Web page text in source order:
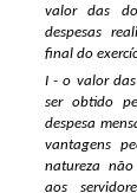
valor das
despesas
final do
I - o valor das
ser obtido
despesa
vantagens
natureza não
aos